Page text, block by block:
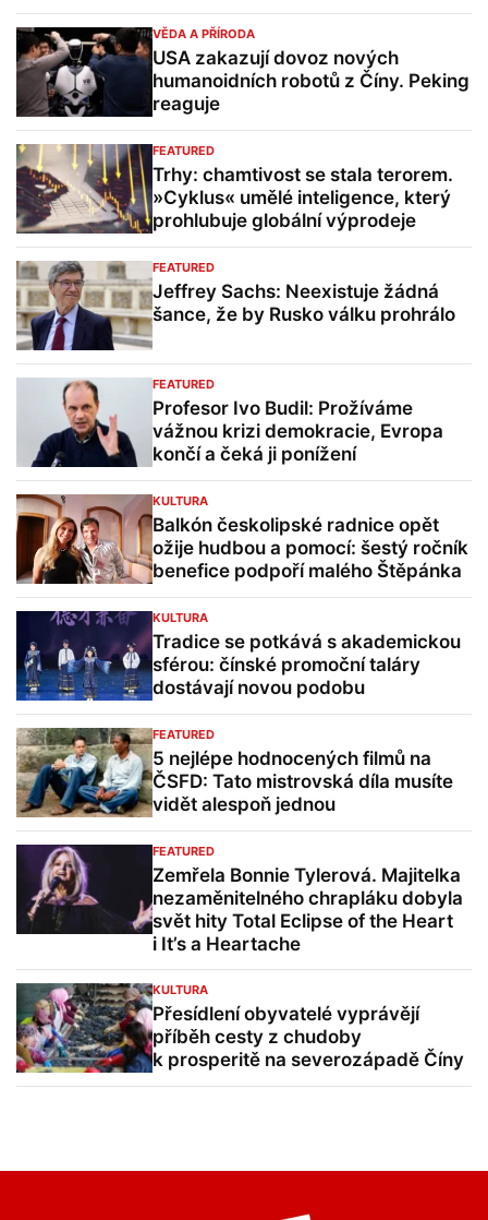
VĚDA A PŘÍRODA
USA zakazují dovoz nových
humanoidních robotů z Číny. Peking
reaguje
FEATURED
Trhy: chamtivost se stala terorem.
»Cyklus« umělé inteligence, který
prohlubuje globální výprodeje
FEATURED
Jeffrey Sachs: Neexistuje žádná
šance, že by Rusko válku prohrálo
FEATURED
Profesor Ivo Budil: Prožíváme
vážnou krizi demokracie, Evropa
končí a čeká ji ponížení
KULTURA
Balkón českolipské radnice opět
ožije hudbou a pomocí: šestý ročník
benefice podpoří malého Štěpánka
KULTURA
Tradice se potkává s akademickou
sférou: čínské promoční taláry
dostávají novou podobu
FEATURED
5 nejlépe hodnocených filmů na
ČSFD: Tato mistrovská díla musíte
vidět alespoň jednou
FEATURED
Zemřela Bonnie Tylerová. Majitelka
nezaměnitelného chrapláku dobyla
svět hity Total Eclipse of the Heart
i It’s a Heartache
KULTURA
Přesídlení obyvatelé vyprávějí
příběh cesty z chudoby
k prosperitě na severozápadě Číny